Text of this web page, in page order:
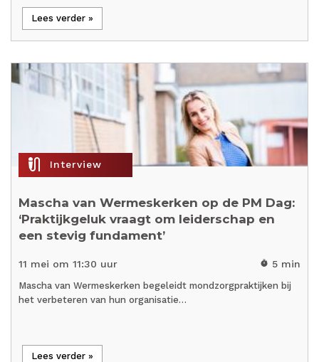
Lees verder »
mic_external_on Interview
Mascha van Wermeskerken op de PM Dag:
‘Praktijkgeluk vraagt om leiderschap en
een stevig fundament’
11 mei om 11:30 uur timer 5 min
Mascha van Wermeskerken begeleidt mondzorgpraktijken bij
het verbeteren van hun organisatie…
Lees verder »